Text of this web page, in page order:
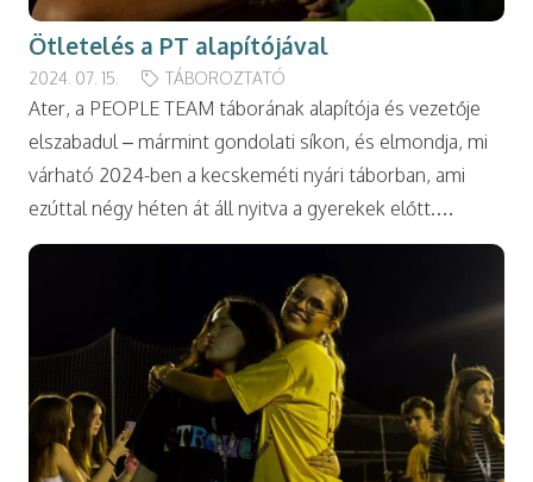
Ötletelés a PT alapítójával
2024. 07. 15. TÁBOROZTATÓ
Ater, a PEOPLE TEAM táborának alapítója és vezetője
elszabadul – mármint gondolati síkon, és elmondja, mi
várható 2024-ben a kecskeméti nyári táborban, ami
ezúttal négy héten át áll nyitva a gyerekek előtt.…